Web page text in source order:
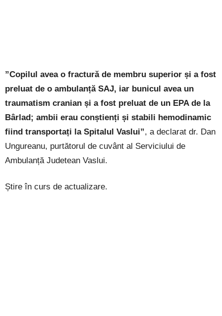
”Copilul avea o fractură de membru superior și a fost
preluat de o ambulanță SAJ, iar bunicul avea un
traumatism cranian și a fost preluat de un EPA de la
Bârlad; ambii erau conștienți și stabili hemodinamic
fiind transportați la Spitalul Vaslui”, a declarat dr. Dan
Ungureanu, purtătorul de cuvânt al Serviciului de
Ambulanță Judetean Vaslui.
Știre în curs de actualizare.